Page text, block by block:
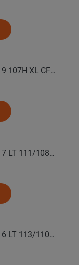
COMFORSER Автошина 245/55 R19 107H XL CF1100 RWL лето
COMFORSER Автошина 245/65 R17 LT 111/108S CF1100 8PR RWL лето
COMFORSER Автошина 245/70 R16 LT 113/110S CF1100 8PR RWL лето